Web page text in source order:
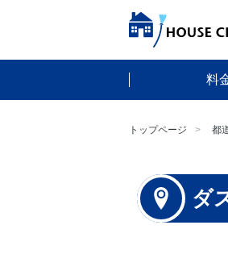
料
トップページ 都
ダ